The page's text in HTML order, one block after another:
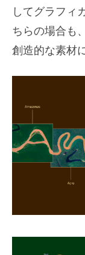
してグラフィ
ちらの場合も
創造的な素材